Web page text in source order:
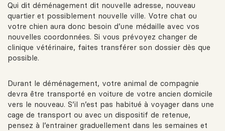
Qui dit déménagement dit nouvelle adresse, nouveau
quartier et possiblement nouvelle ville. Votre chat ou
votre chien aura donc besoin d’une médaille avec vos
nouvelles coordonnées. Si vous prévoyez changer de
clinique vétérinaire, faites transférer son dossier dès que
possible.
Durant le déménagement, votre animal de compagnie
devra être transporté en voiture de votre ancien domicile
vers le nouveau. S’il n’est pas habitué à voyager dans une
cage de transport ou avec un dispositif de retenue,
pensez à l’entrainer graduellement dans les semaines et